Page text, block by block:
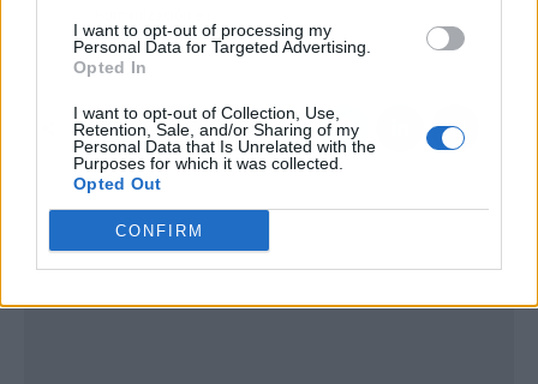
I want to opt-out of processing my
Personal Data for Targeted Advertising.
Opted In
I want to opt-out of Collection, Use,
Retention, Sale, and/or Sharing of my
Personal Data that Is Unrelated with the
Purposes for which it was collected.
Opted Out
CONFIRM
Cuidados Intensivos